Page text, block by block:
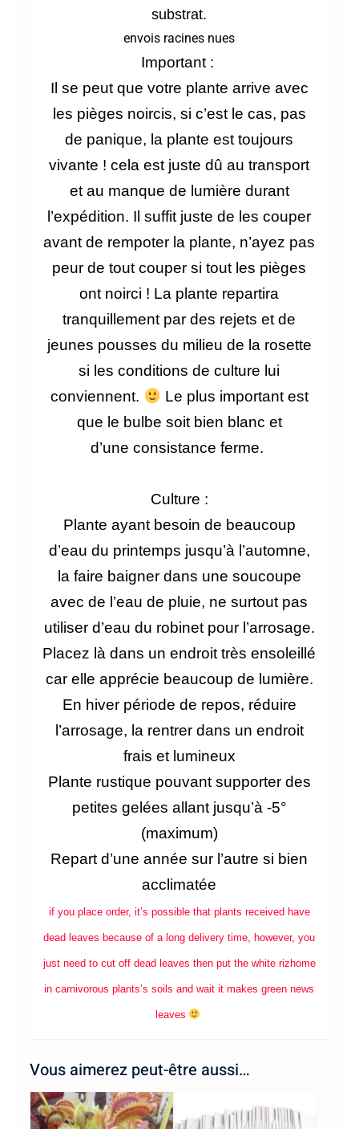
substrat.
envois racines nues
Important :
Il se peut que votre plante arrive avec
les pièges noircis, si c’est le cas, pas
de panique, la plante est toujours
vivante ! cela est juste dû au transport
et au manque de lumière durant
l’expédition. Il suffit juste de les couper
avant de rempoter la plante, n’ayez pas
peur de tout couper si tout les pièges
ont noirci ! La plante repartira
tranquillement par des rejets et de
jeunes pousses du milieu de la rosette
si les conditions de culture lui
conviennent.
Le plus important est
que le bulbe soit bien blanc et
d’uneconsistance ferme.
Culture :
Plante ayant besoin de beaucoup
d’eau du printemps jusqu’à l’automne,
la faire baigner dans une soucoupe
avec de l’eau de pluie, ne surtout pas
utiliser d’eau du robinet pour l’arrosage.
Placez là dans un endroit très ensoleillé
car elle apprécie beaucoup de lumière.
En hiver période de repos, réduire
l’arrosage, la rentrer dans un endroit
frais et lumineux
Plante rustique pouvant supporter des
petites gelées allant jusqu’à -5°
(maximum)
Repart d’une année sur l’autre si bien
acclimatée
if you place order, it’s possible that plants received have
dead leaves because of a long delivery time, however, you
just need to cut off dead leaves then put the white rizhome
in carnivorous plants’s soils and wait it makes green news
leaves
Vous aimerez peut-être aussi…